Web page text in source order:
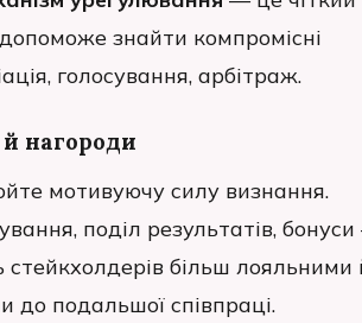
знайти компромісні
голосування, арбітраж.
нагороди
мотивуючу силу визнання.
поділ результатів,
стейкхолдерів більш лояльними
до подальшої співпраці.